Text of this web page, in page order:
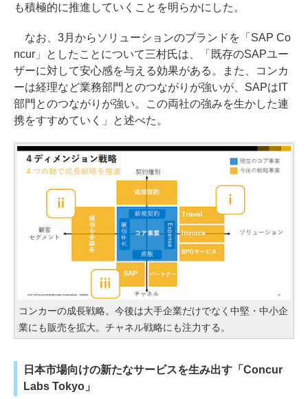
も積極的に推進していくことを明らかにした。
なお、3月からソリューションのブランドを「SAP Co
ncur」としたことについて三村氏は、「既存のSAPユー
ザーに対して安心感を与える効果がある。また、コンカ
ーは経理など業務部門とのつながりが強いが、SAPはIT
部門とのつながりが強い。この両社の強みを生かした連
携をすすめていく」と述べた。
コンカーの成長戦略。今後は大手企業だけでなく中堅・中小企
業にも販売を拡大。チャネル戦略にも注力する。
日本市場向けの新たなサービスを生み出す「Concur
Labs Tokyo」